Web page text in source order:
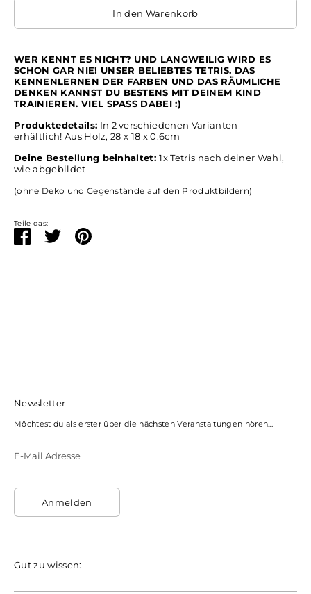
In den Warenkorb
WER KENNT ES NICHT? UND LANGWEILIG WIRD ES
SCHON GAR NIE! UNSER BELIEBTES TETRIS. DAS
KENNENLERNEN DER FARBEN UND DAS RÄUMLICHE
DENKEN KANNST DU BESTENS MIT DEINEM KIND
TRAINIEREN. VIEL SPASS DABEI :)
Produktedetails: In 2 verschiedenen Varianten
erhältlich! Aus Holz,28 x 18 x 0.6cm
Deine Bestellung beinhaltet:1x Tetris nach deiner Wahl,
wie abgebildet
(ohne Deko und Gegenstände auf den Produktbildern)
Teile das:
TeilenTwitternPinnen
Newsletter
Möchtest du als erster über die nächsten Veranstaltungen hören...
E-Mail Adresse
Anmelden
Gut zu wissen: